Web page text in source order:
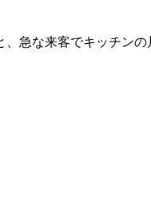
急な来客でキッチン